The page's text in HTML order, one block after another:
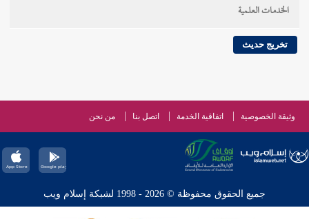
الخدمات العلمية
تخريج حديث
وثيقة الخصوصية اتفاقية الخدمة اتصل بنا من نحن
جميع الحقوق محفوظة © 2026 - 1998 لشبكة إسلام ويب